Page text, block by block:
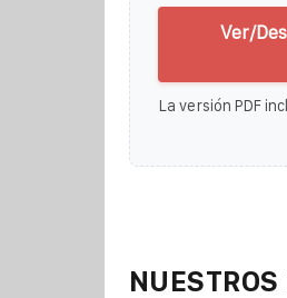
Ver/
La versión PDF
NUESTROS